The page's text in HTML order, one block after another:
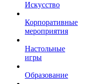
Искусство
Корпоративные
мероприятия
Настольные
игры
Образование